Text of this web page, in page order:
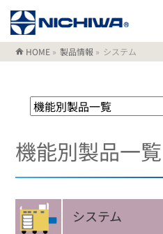
HOME » 製品情報 » システム
機能別製品一覧
システム